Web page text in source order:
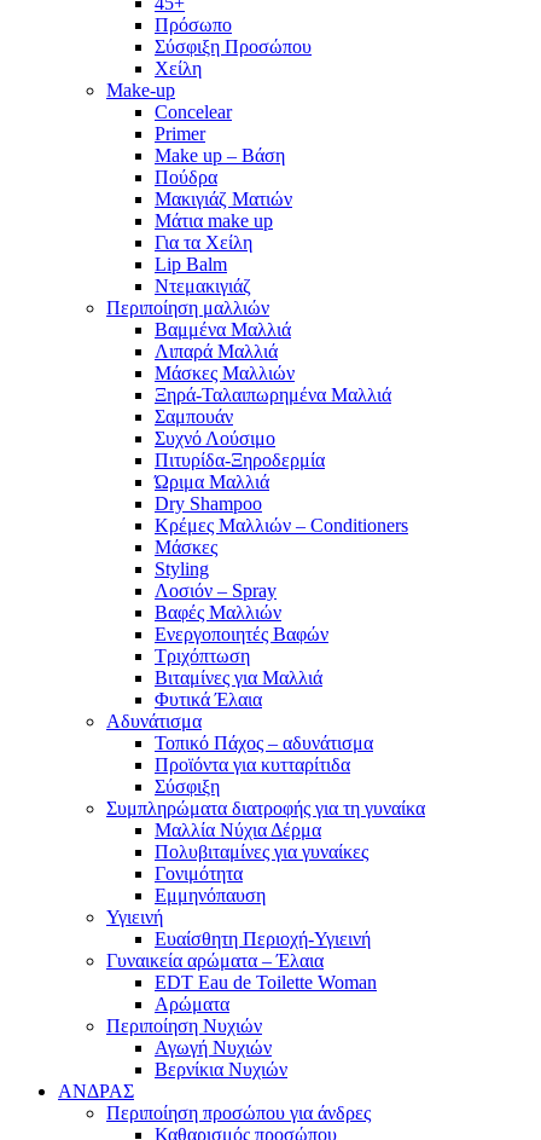
Πρόσωπο
Σύσφιξη Προσώπου
Χείλη
Make-up
Concelear
Primer
Make up – Βάση
Πούδρα
Μακιγιάζ Ματιών
Μάτια make up
Για τα Χείλη
Lip Balm
Ντεμακιγιάζ
Περιποίηση μαλλιών
Βαμμένα Μαλλιά
Λιπαρά Μαλλιά
Μάσκες Μαλλιών
Ξηρά-Ταλαιπωρημένα Μαλλιά
Σαμπουάν
Συχνό Λούσιμο
Πιτυρίδα-Ξηροδερμία
Ώριμα Μαλλιά
Dry Shampoo
Κρέμες Μαλλιών – Conditioners
Μάσκες
Styling
Λοσιόν – Spray
Βαφές Μαλλιών
Ενεργοποιητές Βαφών
Τριχόπτωση
Βιταμίνες για Μαλλιά
Φυτικά Έλαια
Αδυνάτισμα
Τοπικό Πάχος – αδυνάτισμα
Προϊόντα για κυτταρίτιδα
Σύσφιξη
Συμπληρώματα διατροφής για τη γυναίκα
Μαλλία Νύχια Δέρμα
Πολυβιταμίνες για γυναίκες
Γονιμότητα
Εμμηνόπαυση
Υγιεινή
Ευαίσθητη Περιοχή-Υγιεινή
Γυναικεία αρώματα – Έλαια
EDT Eau de Toilette Woman
Αρώματα
Περιποίηση Νυχιών
Αγωγή Νυχιών
Βερνίκια Νυχιών
ΑΝΔΡΑΣ
Περιποίηση προσώπου για άνδρες
Καθαρισμός προσώπου